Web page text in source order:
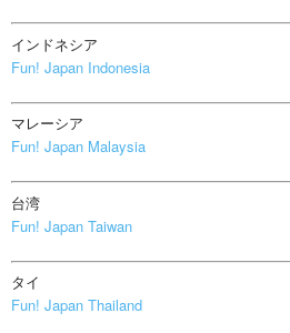
インドネシア
Fun! Japan Indonesia
マレーシア
Fun! Japan Malaysia
台湾
Fun! Japan Taiwan
タイ
Fun! Japan Thailand